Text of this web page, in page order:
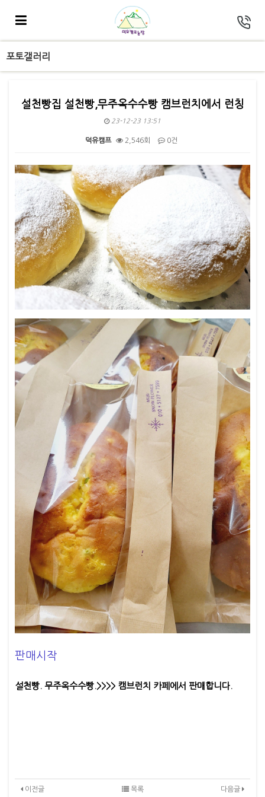
포토갤러리
설천빵집 설천빵,무주옥수수빵 캠브런치에서 런칭
23-12-23 13:51
덕유캠프 2,546회 0건
본문
판매시작
설천빵. 무주옥수수빵.>>>> 캠브런치 카페에서 판매합니다.​
이전글 다음글
목록